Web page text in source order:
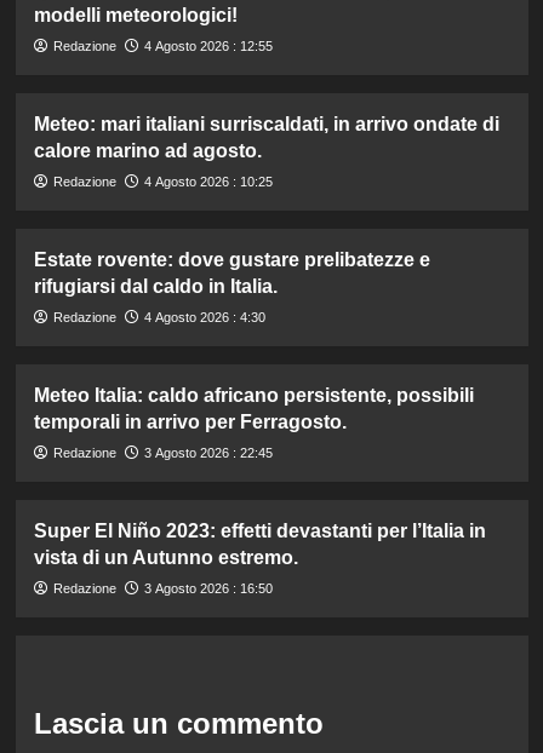
modelli meteorologici!
Redazione 4 Agosto 2026 : 12:55
Meteo: mari italiani surriscaldati, in arrivo ondate di
calore marino ad agosto.
Redazione 4 Agosto 2026 : 10:25
Estate rovente: dove gustare prelibatezze e
rifugiarsi dal caldo in Italia.
Redazione 4 Agosto 2026 : 4:30
Meteo Italia: caldo africano persistente, possibili
temporali in arrivo per Ferragosto.
Redazione 3 Agosto 2026 : 22:45
Super El Niño 2023: effetti devastanti per l’Italia in
vista di un Autunno estremo.
Redazione 3 Agosto 2026 : 16:50
Lascia un commento